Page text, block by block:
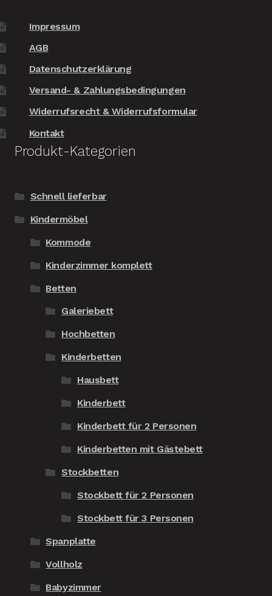
Impressum
AGB
Datenschutzerklärung
Versand- & Zahlungsbedingungen
Widerrufsrecht & Widerrufsformular
Kontakt
Produkt-Kategorien
Schnell lieferbar
Kindermöbel
Kommode
Kinderzimmer komplett
Betten
Galeriebett
Hochbetten
Kinderbetten
Hausbett
Kinderbett
Kinderbett für 2 Personen
Kinderbetten mit Gästebett
Stockbetten
Stockbett für 2 Personen
Stockbett für 3 Personen
Spanplatte
Vollholz
Babyzimmer